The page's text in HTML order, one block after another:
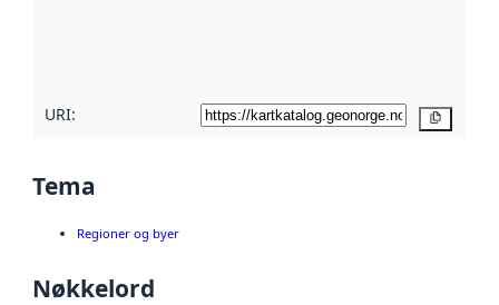
URI:
Tema
Regioner og byer
Nøkkelord